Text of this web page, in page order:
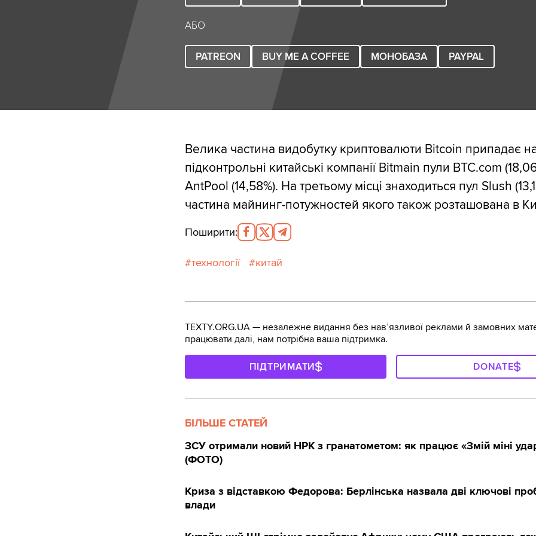
АБО
PATREON BUY ME A COFFEE МОНОБАЗА PAYPAL
Велика частина видобутку криптовалюти Bitcoin припадає
підконтрольні китайські компанії Bitmain пули BTC.com
AntPool (14,58%). На третьому місці знаходиться пул Slush
частина майнинг-потужностей якого також розташована в
Поширити:
технології китай
TEXTY.ORG.UA — незалежне видання без навʼязливої реклами й замовних
працювати далі, нам потрібна ваша підтримка.
ПІДТРИМАТИ DONATE
БІЛЬШЕ СТАТЕЙ
ЗСУ отримали новий НРК з гранатометом: як працює «Змій міні
(ФОТО)
Криза з відставкою Федорова: Берлінська назвала дві ключові
влади